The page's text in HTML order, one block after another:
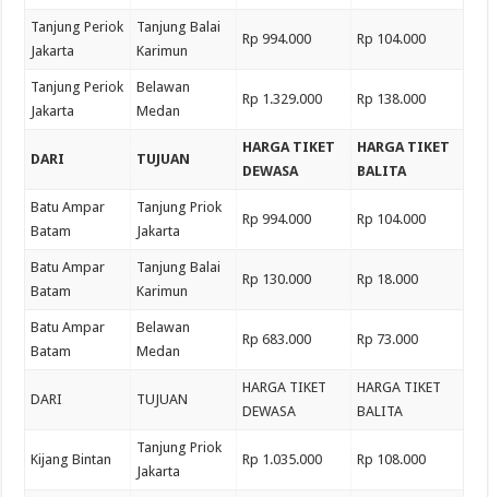
Tanjung Periok
Jakarta
Tanjung Balai
Karimun
Rp 994.000 Rp 104.000
Tanjung Periok
Jakarta
Belawan
Medan
Rp 1.329.000 Rp 138.000
DARI TUJUAN
HARGA TIKET
DEWASA
HARGA TIKET
BALITA
Batu Ampar
Batam
Tanjung Priok
Jakarta
Rp 994.000 Rp 104.000
Batu Ampar
Batam
Tanjung Balai
Karimun
Rp 130.000 Rp 18.000
Batu Ampar
Batam
Belawan
Medan
Rp 683.000 Rp 73.000
DARI TUJUAN
HARGA TIKET
DEWASA
HARGA TIKET
BALITA
Kijang Bintan
Tanjung Priok
Jakarta
Rp 1.035.000 Rp 108.000